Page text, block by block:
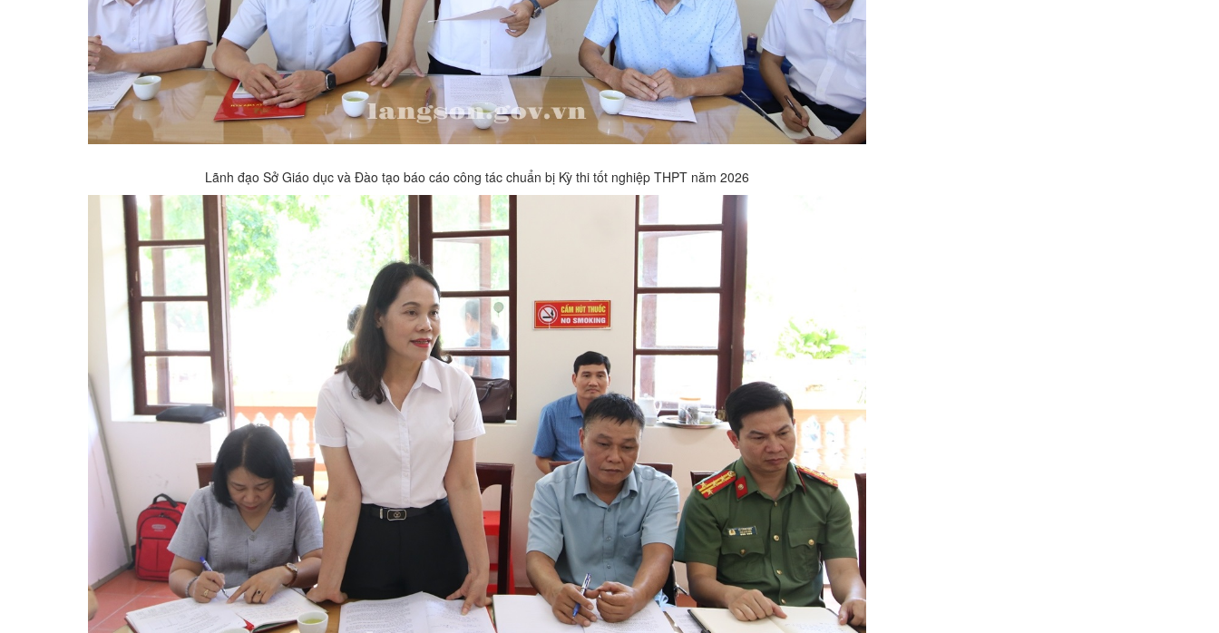
Lãnh đạo Sở Giáo dục và Đào tạo báo cáo công tác chuẩn bị Kỳ thi tốt nghiệp THPT năm 2026